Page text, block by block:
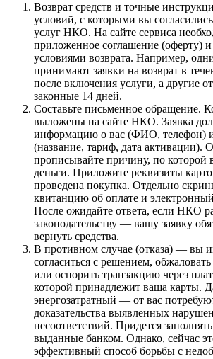
Возврат средств и точные
условий, с которыми вы
услуг НКО. На сайте сервиса
приложенное соглашение (оферту) и
условиями возврата. Например,
принимают заявки на возврат в
после включения услуги, а другие
законные 14 дней.
Составьте письменное обращение.
выложены на сайте НКО. Заявка
информацию о вас (ФИО, телефон) и
(название, тариф, дата активации).
прописывайте причину, по которой
деньги. Приложите реквизиты
проведена покупка. Отдельно
квитанцию об оплате и
После ожидайте ответа, если НКО
законодательству — вашу заявку
вернуть средства.
В противном случае (отказа) — вы
согласиться с решением,
или оспорить транзакцию через
которой принадлежит ваша карты.
энергозатратный — от вас
доказательства выявленных
несоответствий. Придется
выданные банком. Однако, сейчас
эффективный способ борьбы с